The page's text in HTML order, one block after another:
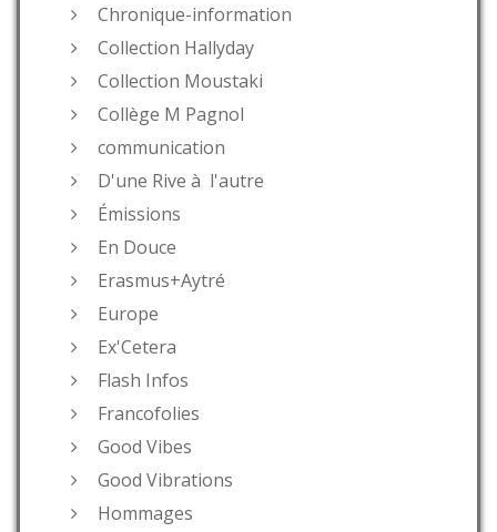
Chronique-information
Collection Hallyday
Collection Moustaki
Collège M Pagnol
communication
D'une Rive à l'autre
Émissions
En Douce
Erasmus+Aytré
Europe
Ex'Cetera
Flash Infos
Francofolies
Good Vibes
Good Vibrations
Hommages